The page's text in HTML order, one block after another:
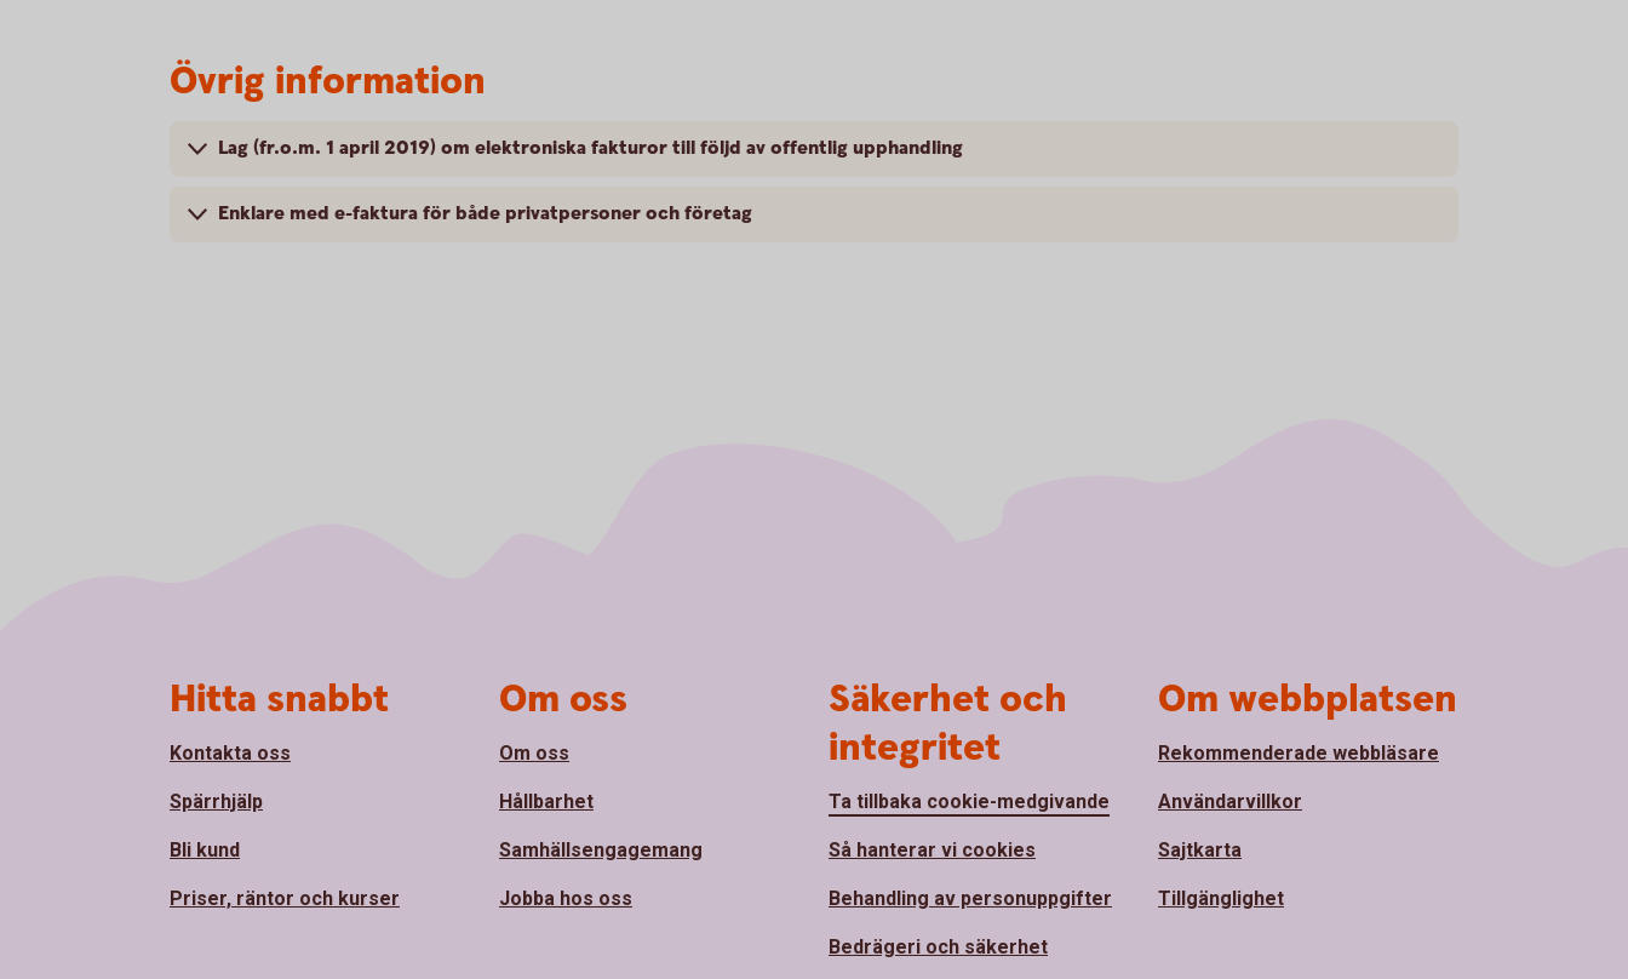
Övrig information
Lag (fr.o.m. 1 april 2019) om elektroniska fakturor till följd av offentlig upphandling
Enklare med e-faktura för både privatpersoner och företag
Hitta snabbt
Kontakta oss
Spärrhjälp
Bli kund
Priser, räntor och kurser
Om oss
Om oss
Hållbarhet
Samhällsengagemang
Jobba hos oss
Säkerhet och
integritet
Ta tillbaka cookie-medgivande
Så hanterar vi cookies
Behandling av personuppgifter
Bedrägeri och säkerhet
Om webbplatsen
Rekommenderade webbläsare
Användarvillkor
Sajtkarta
Tillgänglighet